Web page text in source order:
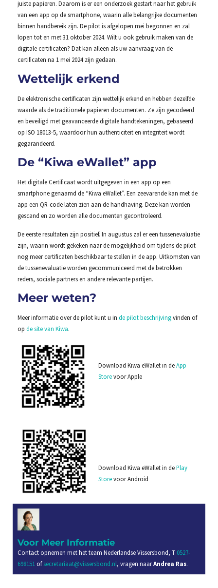
juiste papieren. Daarom is er een onderzoek gestart naar het gebruik
van een app op de smartphone, waarin alle belangrijke documenten
binnen handbereik zijn. De pilot is afgelopen mei begonnen en zal
lopen tot en met 31 oktober 2024. Wilt u ook gebruik maken van de
digitale certificaten? Dat kan alleen als uw aanvraag van de
certificaten na 1 mei 2024 zijn gedaan.
Wettelijk erkend
De elektronische certificaten zijn wettelijk erkend en hebben dezelfde
waarde als de traditionele papieren documenten. Ze zijn gecodeerd
en beveiligd met geavanceerde digitale handtekeningen, gebaseerd
op ISO 18013-5, waardoor hun authenticiteit en integriteit wordt
gegarandeerd.
De “Kiwa eWallet” app
Het digitale Certificaat wordt uitgegeven in een app op een
smartphone genaamd de “Kiwa eWallet”. Een zeevarende kan met de
app een QR-code laten zien aan de handhaving. Deze kan worden
gescand en zo worden alle documenten gecontroleerd.
De eerste resultaten zijn positief. In augustus zal er een tussenevaluatie
zijn, waarin wordt gekeken naar de mogelijkheid om tijdens de pilot
nog meer certificaten beschikbaar te stellen in de app. Uitkomsten van
de tussenevaluatie worden gecommuniceerd met de betrokken
reders, sociale partners en andere relevante partijen.
Meer weten?
Meer informatie over de pilot kunt u in de pilot beschrijvingvinden of
op de site van Kiwa.
Download Kiwa eWallet in deApp
Storevoor Apple
Download Kiwa eWallet in dePlay
Storevoor Android
Voor Meer Informatie
Contact opnemen met het team Nederlandse Vissersbond, T 0527-
698151ofsecretariaat@vissersbond.nl, vragen naarAndrea Ras.